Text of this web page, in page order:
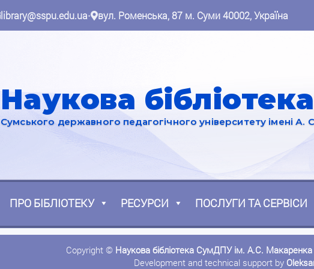
library@sspu.edu.ua• вул. Роменська, 87 м. Суми 40002, Україна
Наукова бібліотека
Сумського державного педагогічного університету імені А.
ПРО БІБЛІОТЕКУ РЕСУРСИ ПОСЛУГИ ТА СЕРВІСИ
Copyright © Наукова бібліотека СумДПУ ім. А.С. Макаренка
Development and technical support by